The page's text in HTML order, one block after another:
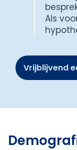
Als
Vrijblijvend